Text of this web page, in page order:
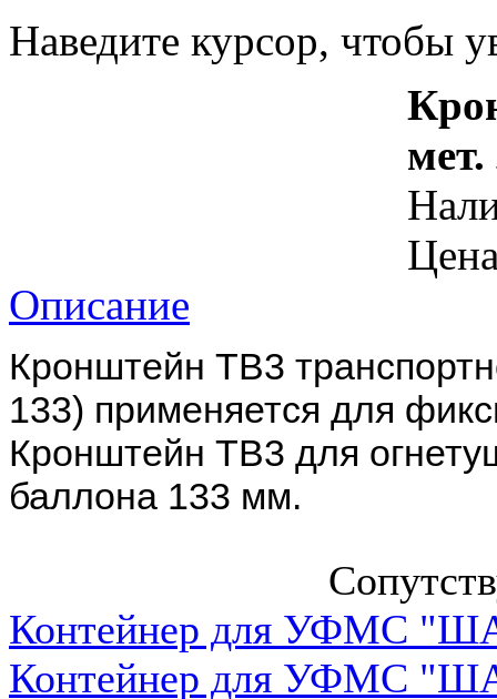
Наведите курсор, чтобы
Описание
Кронштейн ТВ3
133) применяется для
Кронштейн ТВ3 для
баллона 133 мм.
Контейнер для УФМС
Контейнер для УФМС